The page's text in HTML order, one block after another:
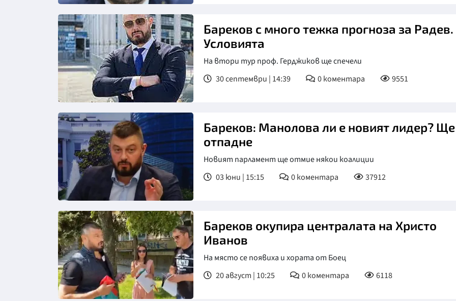
Бареков с много тежка прогноза за Радев.
Условията
На втори тур проф. Герджиков ще спечели
30 септември | 14:39
0коментара 9551
Бареков: Манолова ли е новият лидер? Ще
отпадне
Новият парламент ще отмие някои коалиции
03 юни | 15:15
0коментара 37912
Бареков окупира централата на Христо
Иванов
На място се появиха и хората от Боец
20 август | 10:25
0коментара 6118